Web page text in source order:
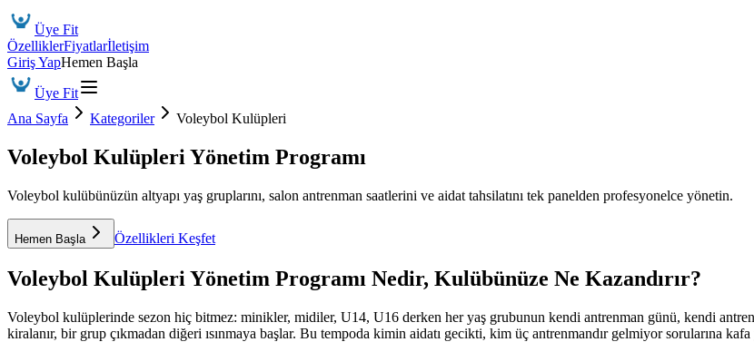
Üye Fit
ÖzelliklerFiyatlarİletişim
Giriş YapHemen Başla
Üye Fit
Ana Sayfa
Kategoriler Voleybol Kulüpleri
Voleybol Kulüpleri Yönetim Programı
Voleybol kulübünüzün altyapı yaş gruplarını, salon antrenman saatlerini ve aidat tahsilatını tek panelden profesyonelce yönetin.
Hemen Başla Özellikleri Keşfet
Voleybol Kulüpleri Yönetim Programı Nedir, Kulübünüze Ne Kazandırır?
Voleybol kulüplerinde sezon hiç bitmez: minikler, midiler, U14, U16 derken her yaş grubunun kendi antrenman günü, kendi
kiralanır, bir grup çıkmadan diğeri ısınmaya başlar. Bu tempoda kimin aidatı gecikti, kim üç antrenmandır gelmiyor sorularına